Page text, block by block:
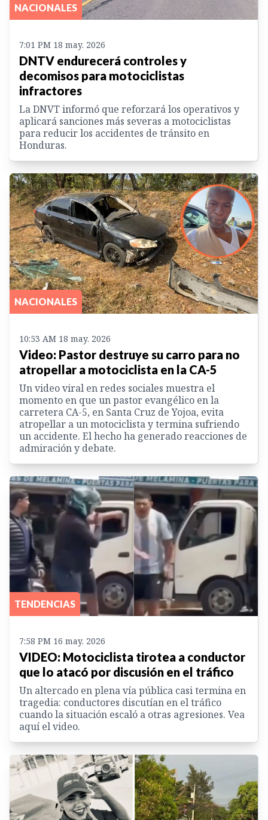
NACIONALES
7:01 PM 18 may. 2026
DNTV endurecerá controles y
decomisos para motociclistas
infractores
La DNVT informó que reforzará los operativos y
aplicará sanciones más severas a motociclistas
para reducir los accidentes de tránsito en
Honduras.
NACIONALES
10:53 AM 18 may. 2026
Video: Pastor destruye su carro para no
atropellar a motociclista en la CA-5
Un video viral en redes sociales muestra el
momento en que un pastor evangélico en la
carretera CA-5, en Santa Cruz de Yojoa, evita
atropellar a un motociclista y termina sufriendo
un accidente. El hecho ha generado reacciones de
admiración y debate.
TENDENCIAS
7:58 PM 16 may. 2026
VIDEO: Motociclista tirotea a conductor
que lo atacó por discusión en el tráfico
Un altercado en plena vía pública casi termina en
tragedia: conductores discutían en el tráfico
cuando la situación escaló a otras agresiones. Vea
aquí el video.